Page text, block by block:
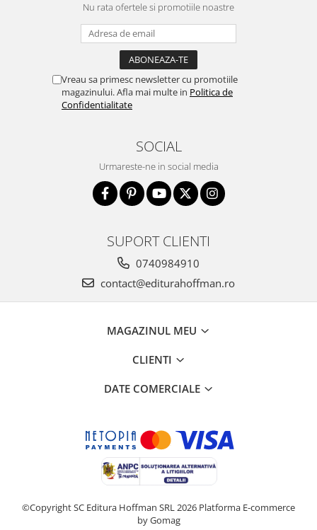
Nu rata ofertele si promotiile noastre
Vreau sa primesc newsletter cu promotiile
magazinului. Afla mai multe in Politica de
Confidentialitate
SOCIAL
Urmareste-ne in social media
SUPORT CLIENTI
0740984910
contact@editurahoffman.ro
MAGAZINUL MEU
CLIENTI
DATE COMERCIALE
©Copyright SC Editura Hoffman SRL 2026 Platforma E-commerce
by Gomag